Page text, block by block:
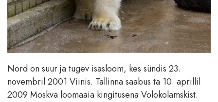
Nord on suur ja tugev isasloom, kes sündis 23.
novembril 2001 Viinis. Tallinna saabus ta 10. aprillil
2009 Moskva loomaaia kingitusena Volokolamskist.